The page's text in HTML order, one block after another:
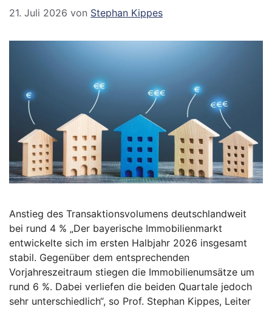
21. Juli 2026 von Stephan Kippes
Anstieg des Transaktionsvolumens deutschlandweit
bei rund 4 % „Der bayerische Immobilienmarkt
entwickelte sich im ersten Halbjahr 2026 insgesamt
stabil. Gegenüber dem entsprechenden
Vorjahreszeitraum stiegen die Immobilienumsätze um
rund 6 %. Dabei verliefen die beiden Quartale jedoch
sehr unterschiedlich“, so Prof. Stephan Kippes, Leiter